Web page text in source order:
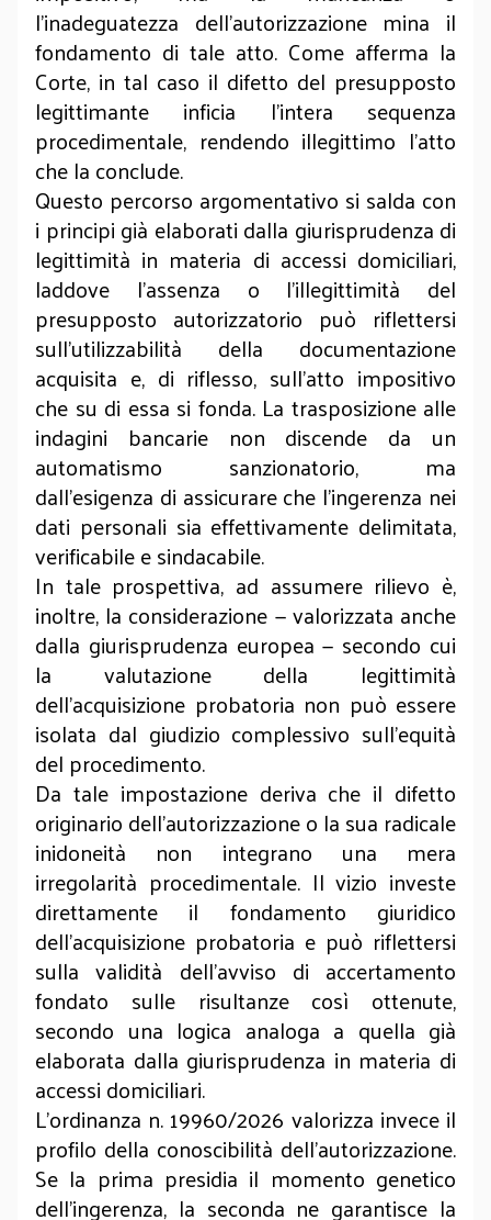
l’inadeguatezza dell’autorizzazione mina il
fondamento di tale atto. Come afferma la
Corte, in tal caso il difetto del presupposto
legittimante inficia l’intera sequenza
procedimentale, rendendo illegittimo l’atto
che la conclude.
Questo percorso argomentativo si salda con
i principi già elaborati dalla giurisprudenza di
legittimità in materia di accessi domiciliari,
laddove l’assenza o l’illegittimità del
presupposto autorizzatorio può riflettersi
sull’utilizzabilità della documentazione
acquisita e, di riflesso, sull’atto impositivo
che su di essa si fonda. La trasposizione alle
indagini bancarie non discende da un
automatismo sanzionatorio, ma
dall’esigenza di assicurare che l’ingerenza nei
dati personali sia effettivamente delimitata,
verificabile e sindacabile.
In tale prospettiva, ad assumere rilievo è,
inoltre, la considerazione — valorizzata anche
dalla giurisprudenza europea — secondo cui
la valutazione della legittimità
dell'acquisizione probatoria non può essere
isolata dal giudizio complessivo sull'equità
del procedimento.
Da tale impostazione deriva che il difetto
originario dell'autorizzazione o la sua radicale
inidoneità non integrano una mera
irregolarità procedimentale. Il vizio investe
direttamente il fondamento giuridico
dell'acquisizione probatoria e può riflettersi
sulla validità dell'avviso di accertamento
fondato sulle risultanze così ottenute,
secondo una logica analoga a quella già
elaborata dalla giurisprudenza in materia di
accessi domiciliari.
L'ordinanza n. 19960/2026 valorizza invece il
profilo della conoscibilità dell'autorizzazione.
Se la prima presidia il momento genetico
dell'ingerenza, la seconda ne garantisce la